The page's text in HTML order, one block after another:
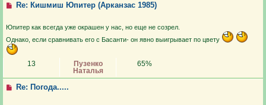
Re: Кишмиш Юпитер (Арканзас 1985)
Юпитер как всегда уже окрашен у нас, но еще не созрел.
Однако, если сравнивать его с Басанти- он явно выигрывает по цвету
13
Пузенко
Наталья
65%
Re: Погода.....